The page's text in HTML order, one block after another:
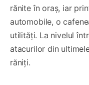
rănite în oraș, iar
automobile, o
utilități. La nivelul
atacurilor din
răniți.